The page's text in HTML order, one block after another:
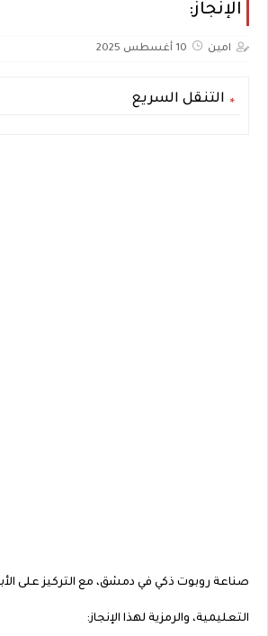
الإنجاز:
امين 10 أغسطس 2025
التنقل السريع
صناعة روبوت ذكي في دمشق، مع التركيز على
التعليمية، والرمزية لهذا الإنجاز: